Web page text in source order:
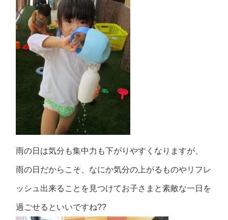
雨の日は気分も集中力も下がりやすくなりますが、
雨の日だからこそ、なにか気分の上がるものやリフレ
ッシュ出来ることを見つけてお子さまと素敵な一日を
過ごせるといいですね??